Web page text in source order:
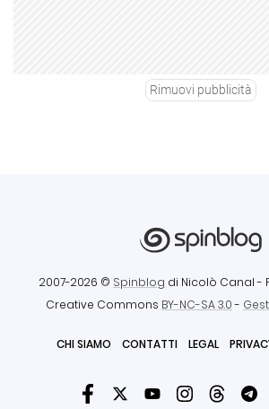
Rimuovi pubblicità
2007-2026 © Spinblog di Nicolò Canal -
Creative Commons BY-NC-SA 3.0-
CHI SIAMO CONTATTI LEGAL